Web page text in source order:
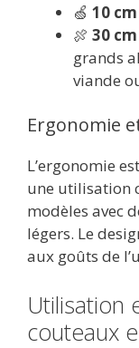
🍏 10 cm
🍖 30 cm
grands
viande
Ergonomie
L’ergonomie
une utilisation
modèles avec
légers. Le
aux goûts de
Utilisation
couteaux